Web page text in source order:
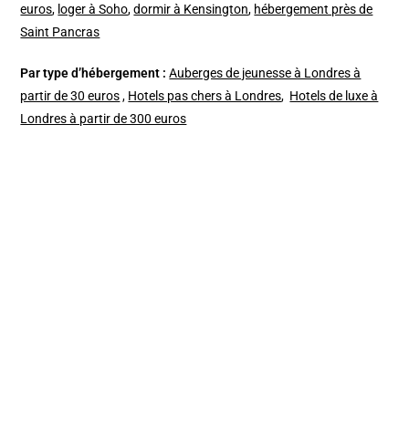
euros, loger à Soho,dormir à Kensington, hébergement près de
Saint Pancras
Par type d’hébergement : Auberges de jeunesse à Londres à
partir de 30 euros, Hotels pas chers à Londres, Hotels de luxe à
Londres à partir de 300 euros